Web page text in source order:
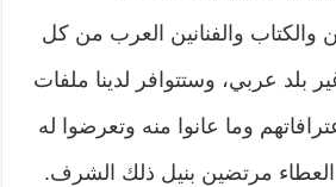
والكتاب والفنانين العرب من كل
بلد عربي، وستتوافر لدينا ملفات
وما عانوا منه وتعرضوا له
العطاء مرتضين بنيل ذلك الشرف.